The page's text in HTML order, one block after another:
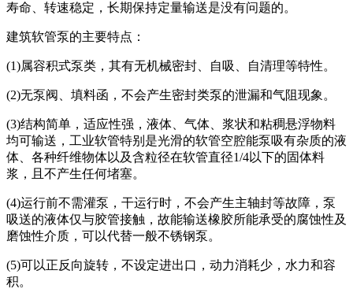
寿命、转速稳定，长期保持定量输送是没有问题的。
建筑软管泵的主要特点：
(1)属容积式泵类，其有无机械密封、自吸、自清理等特性。
(2)无泵阀、填料函，不会产生密封类泵的泄漏和气阻现象。
(3)结构简单，适应性强，液体、气体、浆状和粘稠悬浮物料
均可输送，工业软管特别是光滑的软管空腔能泵吸有杂质的液
体、各种纤维物体以及含粒径在软管直径1/4以下的固体料
浆，且不产生任何堵塞。
(4)运行前不需灌泵，干运行时，不会产生主轴封等故障，泵
吸送的液体仅与胶管接触，故能输送橡胶所能承受的腐蚀性及
磨蚀性介质，可以代替一般不锈钢泵。
(5)可以正反向旋转，不设定进出口，动力消耗少，水力和容
积。